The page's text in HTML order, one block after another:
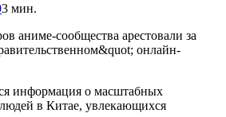
3 мин.
информация о масштабных
в Китае, увлекающихся